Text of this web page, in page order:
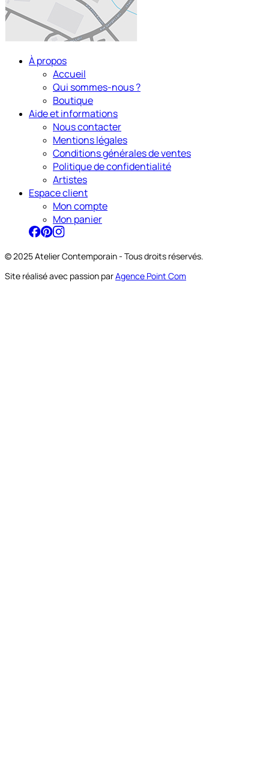
À propos
Accueil
Qui sommes-nous ?
Boutique
Aide et informations
Nous contacter
Mentions légales
Conditions générales de ventes
Politique de confidentialité
Artistes
Espace client
Mon compte
Mon panier
© 2025 Atelier Contemporain - Tous droits réservés.
Site réalisé avec passion parAgence Point Com